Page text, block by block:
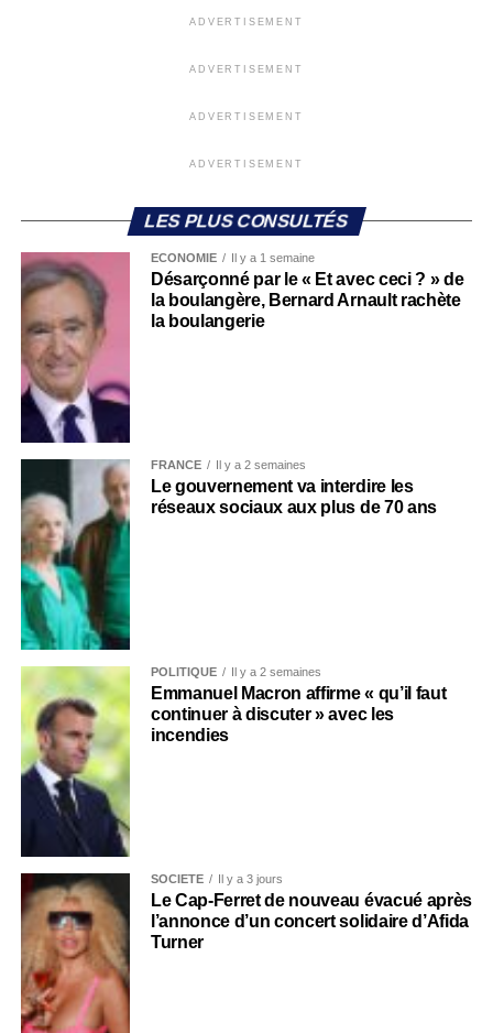
ADVERTISEMENT
ADVERTISEMENT
ADVERTISEMENT
ADVERTISEMENT
LES PLUS CONSULTÉS
ECONOMIE Il y a 1 semaine
Désarçonné par le « Et avec ceci ? » de
la boulangère, Bernard Arnault rachète
la boulangerie
FRANCE Il y a 2 semaines
Le gouvernement va interdire les
réseaux sociaux aux plus de 70 ans
POLITIQUE Il y a 2 semaines
Emmanuel Macron affirme « qu’il faut
continuer à discuter » avec les
incendies
SOCIÉTÉ Il y a 3 jours
Le Cap-Ferret de nouveau évacué après
l’annonce d’un concert solidaire d’Afida
Turner